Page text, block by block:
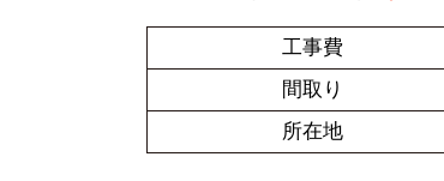
工事費
間取り
所在地